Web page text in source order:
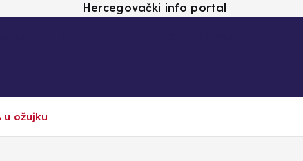
Hercegovački info portal
u ožujku